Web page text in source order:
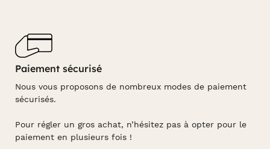
Paiement sécurisé
Nous vous proposons de nombreux modes de paiement
sécurisés.
Pour régler un gros achat, n’hésitez pas à opter pour le
paiement en plusieurs fois !